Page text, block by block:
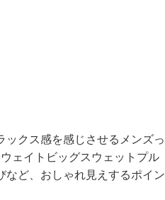
クス感を感じさせるメンズっ
ェイトビッグスウェットプル
など、おしゃれ見えするポイン